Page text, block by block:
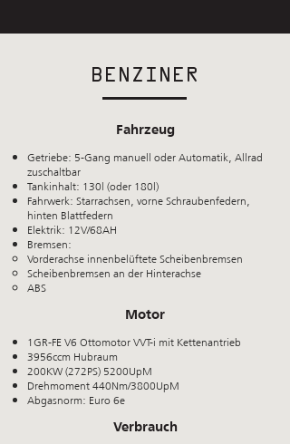
BENZINER
Fahrzeug
Getriebe: 5-Gang manuell oder Automatik, Allrad
zuschaltbar
Tankinhalt: 130l (oder 180l)
Fahrwerk: Starrachsen, vorne Schraubenfedern,
hinten Blattfedern
Elektrik: 12V/68AH
Bremsen:
Vorderachse innenbelüftete Scheibenbremsen
Scheibenbremsen an der Hinterachse
ABS
Motor
1GR-FE V6 Ottomotor VVT-i mit Kettenantrieb
3956ccm Hubraum
200KW (272PS) 5200UpM
Drehmoment 440Nm/3800UpM
Abgasnorm: Euro 6e
Verbrauch